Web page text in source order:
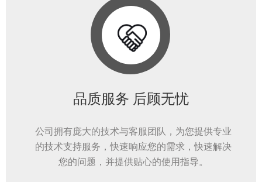
品质服务 后顾无忧
公司拥有庞大的技术与客服团队，为您提供专业
的技术支持服务，快速响应您的需求，快速解决
您的问题，并提供贴心的使用指导。